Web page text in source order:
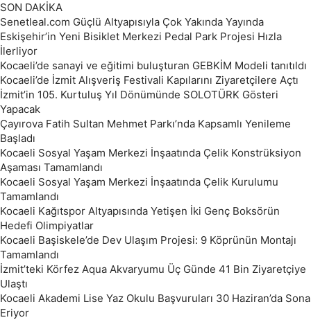
SON DAKİKA
Senetleal.com Güçlü Altyapısıyla Çok Yakında Yayında
Eskişehir’in Yeni Bisiklet Merkezi Pedal Park Projesi Hızla
İlerliyor
Kocaeli’de sanayi ve eğitimi buluşturan GEBKİM Modeli tanıtıldı
Kocaeli’de İzmit Alışveriş Festivali Kapılarını Ziyaretçilere Açtı
İzmit’in 105. Kurtuluş Yıl Dönümünde SOLOTÜRK Gösteri
Yapacak
Çayırova Fatih Sultan Mehmet Parkı’nda Kapsamlı Yenileme
Başladı
Kocaeli Sosyal Yaşam Merkezi İnşaatında Çelik Konstrüksiyon
Aşaması Tamamlandı
Kocaeli Sosyal Yaşam Merkezi İnşaatında Çelik Kurulumu
Tamamlandı
Kocaeli Kağıtspor Altyapısında Yetişen İki Genç Boksörün
Hedefi Olimpiyatlar
Kocaeli Başiskele’de Dev Ulaşım Projesi: 9 Köprünün Montajı
Tamamlandı
İzmit’teki Körfez Aqua Akvaryumu Üç Günde 41 Bin Ziyaretçiye
Ulaştı
Kocaeli Akademi Lise Yaz Okulu Başvuruları 30 Haziran’da Sona
Eriyor